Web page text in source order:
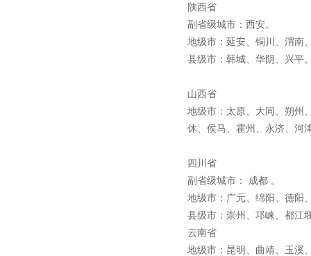
陕西省
副省级城市：西安。
地级市：延安、铜川、渭
县级市：韩城、华阴、兴
山西省
地级市：太原、大同、朔州
休、侯马、霍州、永济、河
四川省
副省级城市： 成都 。
地级市：广元、绵阳、德阳
县级市：崇州、邛崃、都江
云南省
地级市：昆明、曲靖、玉溪